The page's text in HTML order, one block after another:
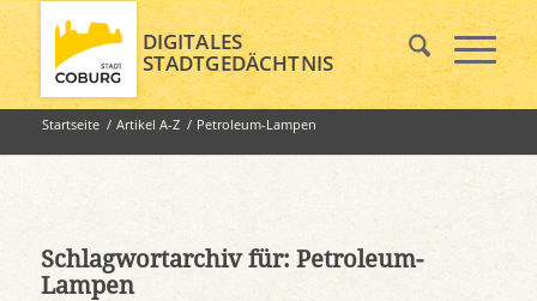
DIGITALES
STADTGEDÄCHTNIS
Startseite / Artikel A-Z / Petroleum-Lampen
Schlagwortarchiv für: Petroleum-
Lampen